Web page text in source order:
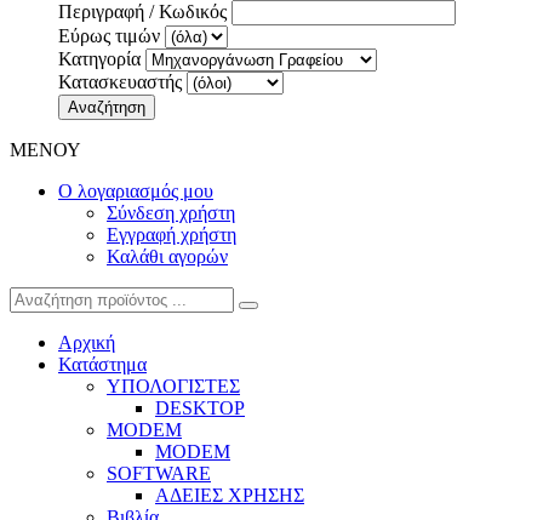
Περιγραφή / Κωδικός
Εύρως τιμών
Κατηγορία
Κατασκευαστής
Αναζήτηση
ΜΕΝΟΥ
Ο λογαριασμός μου
Σύνδεση χρήστη
Εγγραφή χρήστη
Καλάθι αγορών
Αρχική
Κατάστημα
ΥΠΟΛΟΓΙΣΤΕΣ
DESKTOP
MODEM
MODEM
SOFTWARE
ΑΔΕΙΕΣ ΧΡΗΣΗΣ